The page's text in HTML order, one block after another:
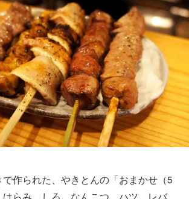
作られた、やきとんの「おまかせ（5
らみ、しろ、なんこつ、ハツ、レバ